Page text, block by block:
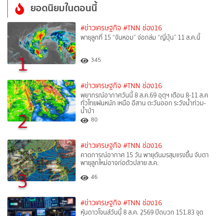
ยอดนิยมในตอนนี้
1
#ข่าวเศรษฐกิจ #TNN ช่อง16
พายุลูกที่ 15 “จันหอม” จ่อถล่ม “ญี่ปุ่น” 11 ส.ค.นี้
345
2
#ข่าวเศรษฐกิจ #TNN ช่อง16
พยากรณ์อากาศวันนี้ 8 ส.ค.69 อุตุฯ เตือน 8-11 ส.ค
ทั่วไทยฝนหนัก เหนือ อีสาน ตะวันออก ระวังน้ำท่วม-
น้ำป่า
80
3
#ข่าวเศรษฐกิจ #TNN ช่อง16
คาดการณ์อากาศ 15 วัน พายุดันมรสุมแรงขึ้น จับตา
พายุลูกใหม่อาจก่อตัวปลาย ส.ค.
46
#ข่าวเศรษฐกิจ #TNN ช่อง16
หุ้นดาวโจนส์วันนี้ 8 ส.ค. 2569 ปิดบวก 151.83 จุด